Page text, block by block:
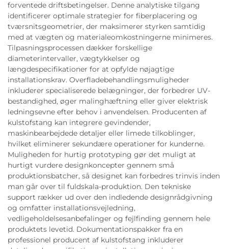
forventede driftsbetingelser. Denne analytiske tilgang
identificerer optimale strategier for fiberplacering og
tværsnitsgeometrier, der maksimerer styrken samtidig
med at vægten og materialeomkostningerne minimeres.
Tilpasningsprocessen dækker forskellige
diameterintervaller, vægtykkelser og
længdespecifikationer for at opfylde nøjagtige
installationskrav. Overfladebehandlingsmuligheder
inkluderer specialiserede belægninger, der forbedrer UV-
bestandighed, øger malinghæftning eller giver elektrisk
ledningsevne efter behov i anvendelsen. Producenten af
kulstofstang kan integrere gevindender,
maskinbearbejdede detaljer eller limede tilkoblinger,
hvilket eliminerer sekundære operationer for kunderne.
Muligheden for hurtig prototyping gør det muligt at
hurtigt vurdere designkoncepter gennem små
produktionsbatcher, så designet kan forbedres trinvis inden
man går over til fuldskala-produktion. Den tekniske
support rækker ud over den indledende designrådgivning
og omfatter installationsvejledning,
vedligeholdelsesanbefalinger og fejlfinding gennem hele
produktets levetid. Dokumentationspakker fra en
professionel producent af kulstofstang inkluderer